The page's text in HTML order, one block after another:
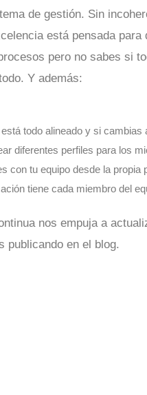
de gestión. Sin
está pensada
pero no sabes si
Y además:
todo alineado y si
diferentes perfiles para los
con tu equipo desde la
tiene cada miembro del
nos empuja a
publicando en el blog.